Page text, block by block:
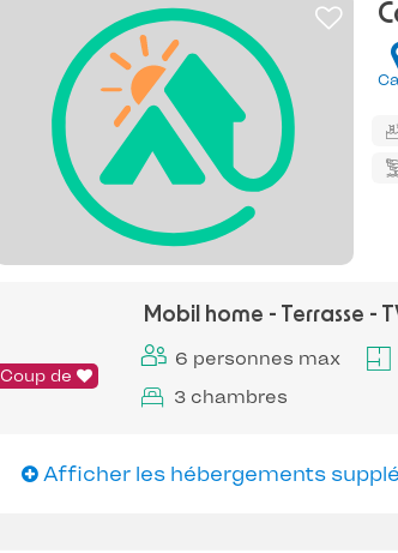
Coup de
Mobil home - Terrasse -
6 personnes max
3 chambres
Afficher les hébergements